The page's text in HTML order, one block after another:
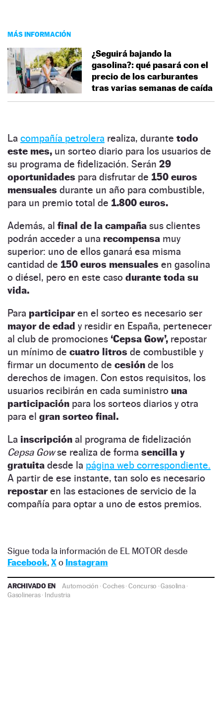
MÁS INFORMACIÓN
¿Seguirá bajando la
gasolina?: qué pasará con el
precio de los carburantes
tras varias semanas de caída
La compañía petrolera realiza, durante todo
este mes, un sorteo diario para los usuarios de
su programa de fidelización. Serán 29
oportunidades para disfrutar de 150 euros
mensuales durante un año para combustible,
para un premio total de 1.800 euros.
Además, al final de la campaña sus clientes
podrán acceder a una recompensa muy
superior: uno de ellos ganará esa misma
cantidad de 150 euros mensuales en gasolina
o diésel, pero en este caso durante toda su
vida.
Para participaren el sorteo es necesario ser
mayor de edad y residir en España, pertenecer
al club de promociones ‘Cepsa Gow’, repostar
un mínimo de cuatro litros de combustible y
firmar un documento de cesión de los
derechos de imagen. Con estos requisitos, los
usuarios recibirán en cada suministro una
participación para los sorteos diarios y otra
para el gran sorteo final.
La inscripción al programa de fidelización
Cepsa Gowse realiza de forma sencilla y
gratuita desde la página web correspondiente.
A partir de ese instante, tan solo es necesario
repostaren las estaciones de servicio de la
compañía para optar a uno de estos premios.
Sigue toda la información de EL MOTOR desde
Facebook, Xo Instagram
ARCHIVADO EN Automoción ·Coches·Concurso ·Gasolina·
Gasolineras· Industria